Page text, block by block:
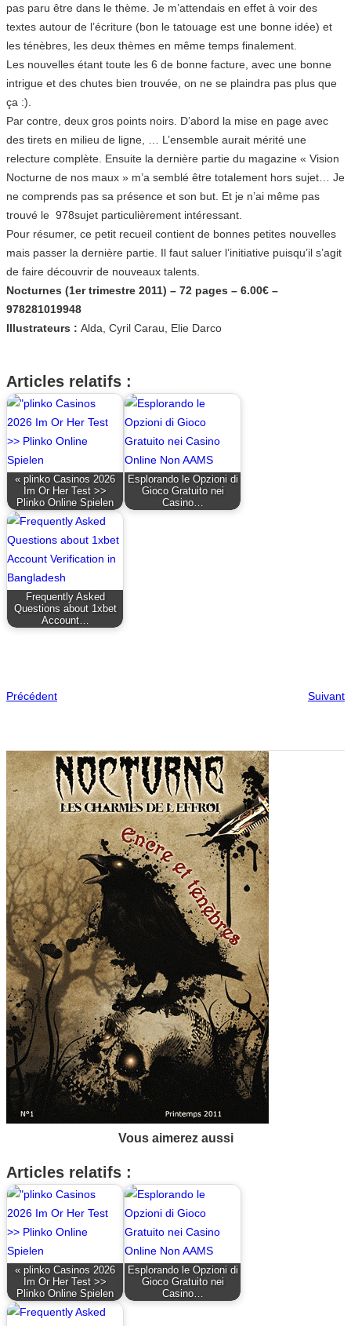
pas paru être dans le thème. Je m’attendais en effet à voir des
textes autour de l’écriture (bon le tatouage est une bonne idée) et
les ténèbres, les deux thèmes en même temps finalement.
Les nouvelles étant toute les 6 de bonne facture, avec une bonne
intrigue et des chutes bien trouvée, on ne se plaindra pas plus que
ça :).
Par contre, deux gros points noirs. D’abord la mise en page avec
des tirets en milieu de ligne, … L’ensemble aurait mérité une
relecture complète. Ensuite la dernière partie du magazine « Vision
Nocturne de nos maux » m’a semblé être totalement hors sujet… Je
ne comprends pas sa présence et son but. Et je n’ai même pas
trouvé le 978sujet particulièrement intéressant.
Pour résumer, ce petit recueil contient de bonnes petites nouvelles
mais passer la dernière partie. Il faut saluer l’initiative puisqu’il s’agit
de faire découvrir de nouveaux talents.
Nocturnes (1er trimestre 2011) – 72 pages – 6.00€ –
978281019948
Illustrateurs : Alda, Cyril Carau, Elie Darco
Articles relatifs :
« plinko Casinos 2026
Im Or Her Test >>
Plinko Online Spielen
Esplorando le Opzioni di
Gioco Gratuito nei
Casino…
Frequently Asked
Questions about 1xbet
Account…
Précédent Suivant
Vous aimerez aussi
Articles relatifs :
« plinko Casinos 2026
Im Or Her Test >>
Plinko Online Spielen
Esplorando le Opzioni di
Gioco Gratuito nei
Casino…